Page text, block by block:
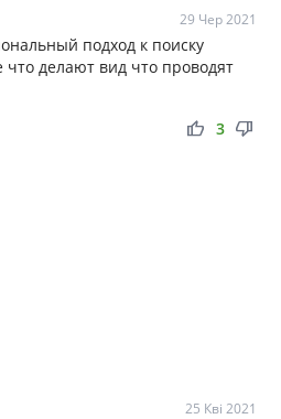
29 Чер 2021
подход к поиску
делают вид что проводят
thumb_up thumb_down
3
25 Кві 2021